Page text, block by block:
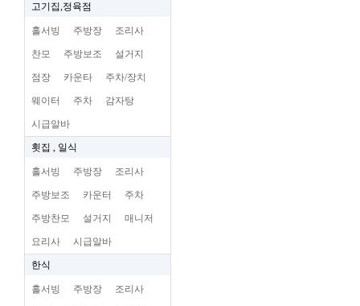
고기집,정육점
홀서빙 주방장 조리사
찬모 주방보조 설거지
점장 카운타 주차/장치
웨이터 주차 감자탕
시급알바
횟집 , 일식
홀서빙 주방장 조리사
주방보조 카운터 주차
주방찬모 설거지 매니저
요리사 시급알바
한식
홀서빙 주방장 조리사